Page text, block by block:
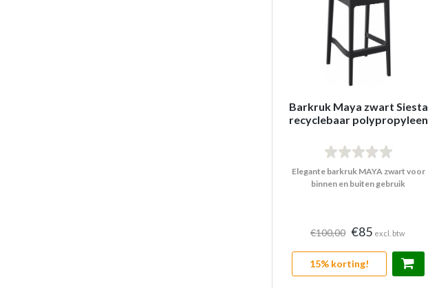
Barkruk Maya zwart Siesta
recyclebaar polypropyleen
Elegante barkruk MAYA zwart voor
binnen en buiten gebruik
€100,00 €85 excl. btw
15% korting!